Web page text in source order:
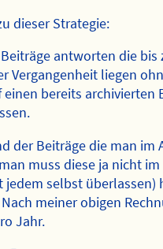
dieser Strategie:
antworten die bis
Vergangenheit liegen
bereits archivierten
der Beiträge die man im
muss diese ja nicht im
jedem selbst überlassen)
meiner obigen
Jahr.